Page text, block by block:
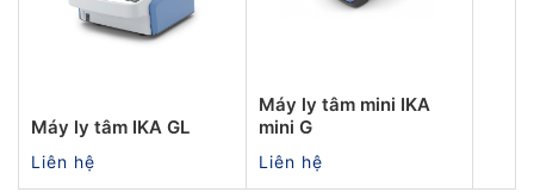
Máy ly tâm IKA GL
Liên hệ
Máy ly tâm mini IKA
mini G
Liên hệ